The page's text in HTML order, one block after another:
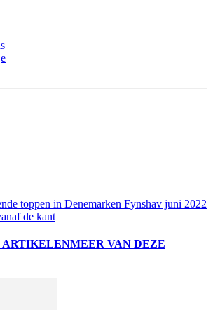
toppen in Denemarken Fynshav juni 2022
de kant
ARTIKELENMEER VAN DEZE